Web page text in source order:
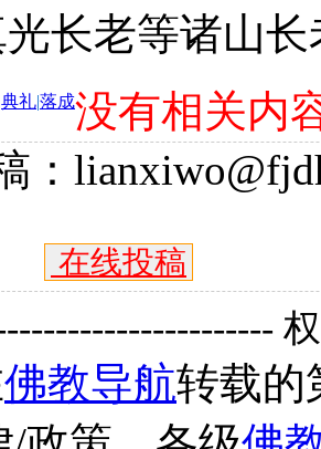
长老等诸山
典礼|落成没有相关内
：
在线投稿
佛教导航转载的